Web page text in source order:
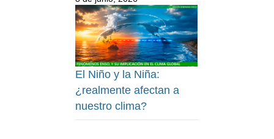
El Niño y la Niña:
¿realmente afectan a
nuestro clima?